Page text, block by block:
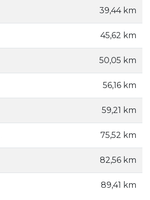
39,44 km
45,62 km
50,05 km
56,16 km
59,21 km
75,52 km
82,56 km
89,41 km